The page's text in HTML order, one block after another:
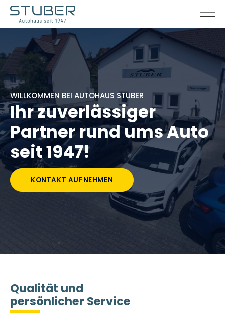
WILLKOMMEN BEI AUTOHAUS STUBER
Ihr zuverlässiger
Partner rund ums Auto
seit 1947!
KONTAKT AUFNEHMEN
Qualität und
persönlicher Service